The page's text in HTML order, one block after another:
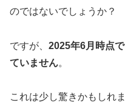
のではないでしょうか？
ですが、 2025年6月時点
ていません。
これは少し驚きかもしれ